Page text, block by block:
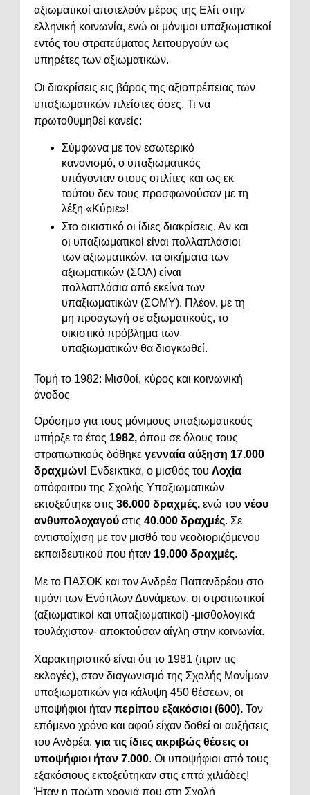
αξιωματικοί αποτελούν μέρος της Ελίτ στην
ελληνική κοινωνία, ενώ οι μόνιμοι υπαξιωματικοί
εντός του στρατεύματος λειτουργούν ως
υπηρέτες των αξιωματικών.
Οι διακρίσεις εις βάρος της αξιοπρέπειας των
υπαξιωματικών πλείστες όσες. Τι να
πρωτοθυμηθεί κανείς:
Σύμφωνα με τον εσωτερικό
κανονισμό, ο υπαξιωματικός
υπάγονταν στους οπλίτες και ως εκ
τούτου δεν τους προσφωνούσαν με τη
λέξη «Κύριε»!
Στο οικιστικό οι ίδιες διακρίσεις. Αν και
οι υπαξιωματικοί είναι πολλαπλάσιοι
των αξιωματικών, τα οικήματα των
αξιωματικών (ΣΟΑ) είναι
πολλαπλάσια από εκείνα των
υπαξιωματικών (ΣΟΜΥ). Πλέον, με τη
μη προαγωγή σε αξιωματικούς, το
οικιστικό πρόβλημα των
υπαξιωματικών θα διογκωθεί.
Τομή το 1982: Μισθοί, κύρος και κοινωνική
άνοδος
Ορόσημο για τους μόνιμους υπαξιωματικούς
υπήρξε το έτος 1982, όπου σε όλους τους
στρατιωτικούς δόθηκε γενναία αύξηση 17.000
δραχμών! Ενδεικτικά, ο μισθός του Λοχία
απόφοιτου της Σχολής Υπαξιωματικών
εκτοξεύτηκε στις 36.000 δραχμές, ενώ του νέου
ανθυπολοχαγού στις 40.000 δραχμές. Σε
αντιστοίχιση με τον μισθό του νεοδιοριζόμενου
εκπαιδευτικού που ήταν 19.000 δραχμές.
Με το ΠΑΣΟΚ και τον Ανδρέα Παπανδρέου στο
τιμόνι των Ενόπλων Δυνάμεων, οι στρατιωτικοί
(αξιωματικοί και υπαξιωματικοί) -μισθολογικά
τουλάχιστον- αποκτούσαν αίγλη στην κοινωνία.
Χαρακτηριστικό είναι ότι το 1981 (πριν τις
εκλογές), στον διαγωνισμό της Σχολής Μονίμων
υπαξιωματικών για κάλυψη 450 θέσεων, οι
υποψήφιοι ήταν περίπου εξακόσιοι (600). Τον
επόμενο χρόνο και αφού είχαν δοθεί οι αυξήσεις
του Ανδρέα, για τις ίδιες ακριβώς θέσεις οι
υποψήφιοι ήταν 7.000. Οι υποψήφιοι από τους
εξακόσιους εκτοξεύτηκαν στις επτά χιλιάδες!
Ήταν η πρώτη χρονιά που στη Σχολή